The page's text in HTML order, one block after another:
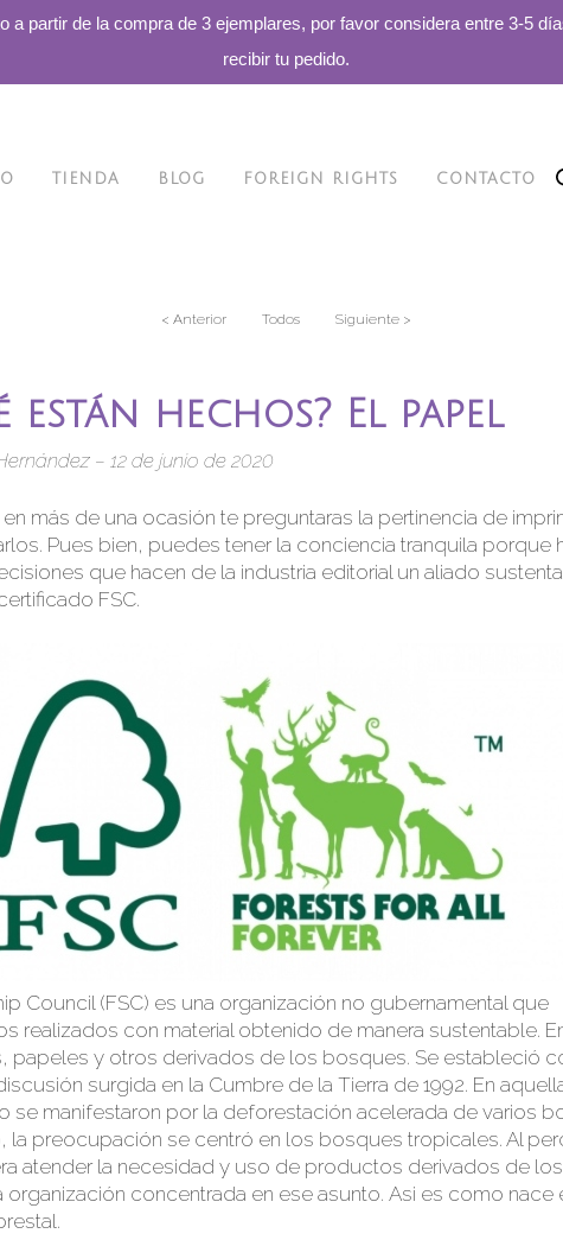
a partir de la compra de 3 ejemplares, por favor considera entre 3-5
recibir tu pedido.
TIENDA BLOG FOREIGN RIGHTS CONTACTO
< Anterior Todos Siguiente >
están hechos? El papel
– 12 de junio de 2020
más de una ocasión te preguntaras la pertinencia de
Pues bien, puedes tener la conciencia tranquila porque
que hacen de la industria editorial un aliado
cado FSC.
Council (FSC) es una organización no gubernamental que
realizados con material obtenido de manera sustentable.
, papeles y otros derivados de los bosques. Se estableció
surgida en la Cumbre de la Tierra de 1992. En
se manifestaron por la deforestación acelerada de varios
la preocupación se centró en los bosques tropicales. Al
atender la necesidad y uso de productos derivados de
organización concentrada en ese asunto. Asi es como nace